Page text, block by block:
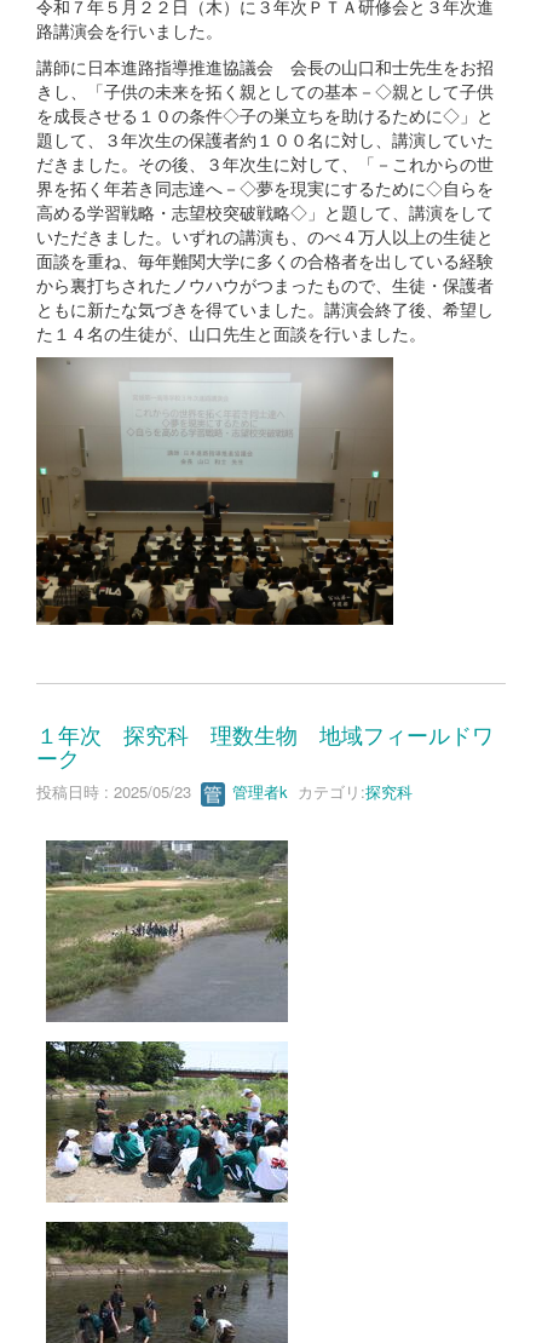
令和７年５月２２日（木）に３年次ＰＴＡ研修会と３年次進
路講演会を行いました。
講師に日本進路指導推進協議会 会長の山口和士先生をお招
きし、「子供の未来を拓く親としての基本－◇親として子供
を成長させる１０の条件◇子の巣立ちを助けるために◇」と
題して、３年次生の保護者約１００名に対し、講演していた
だきました。その後、３年次生に対して、「－これからの世
界を拓く年若き同志達へ－◇夢を現実にするために◇自らを
高める学習戦略・志望校突破戦略◇」と題して、講演をして
いただきました。いずれの講演も、のべ４万人以上の生徒と
面談を重ね、毎年難関大学に多くの合格者を出している経験
から裏打ちされたノウハウがつまったもので、生徒・保護者
ともに新たな気づきを得ていました。講演会終了後、希望し
た１４名の生徒が、山口先生と面談を行いました。
１年次 探究科 理数生物 地域フィールドワ
ーク
投稿日時 : 2025/05/23 管理者k カテゴリ:探究科